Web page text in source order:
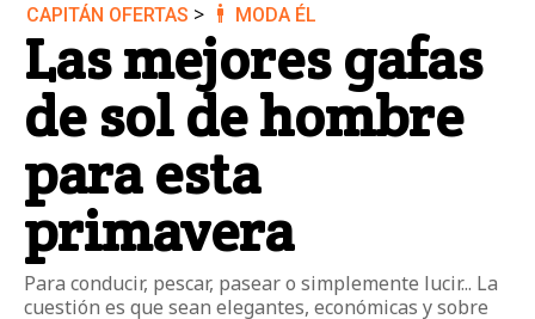
CAPITÁN OFERTAS > MODA ÉL
Las mejores gafas
de sol de hombre
para esta
primavera
Para conducir, pescar, pasear o simplemente lucir... La
cuestión es que sean elegantes, económicas y sobre